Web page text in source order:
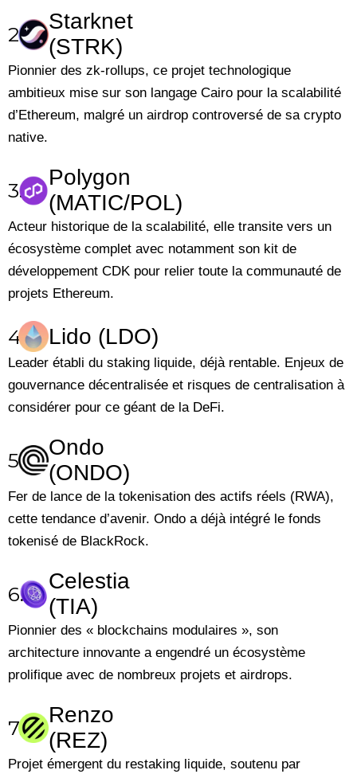
2.
Starknet
(STRK)
Pionnier des zk-rollups, ce projet technologique
ambitieux mise sur son langage Cairo pour la scalabilité
d’Ethereum, malgré un airdrop controversé de sa crypto
native.
3.
Polygon
(MATIC/POL)
Acteur historique de la scalabilité, elle transite vers un
écosystème complet avec notamment son kit de
développement CDK pour relier toute la communauté de
projets Ethereum.
4. Lido (LDO)
Leader établi du staking liquide, déjà rentable. Enjeux de
gouvernance décentralisée et risques de centralisation à
considérer pour ce géant de la DeFi.
5.
Ondo
(ONDO)
Fer de lance de la tokenisation des actifs réels (RWA),
cette tendance d’avenir. Ondo a déjà intégré le fonds
tokenisé de BlackRock.
6.
Celestia
(TIA)
Pionnier des « blockchains modulaires », son
architecture innovante a engendré un écosystème
prolifique avec de nombreux projets et airdrops.
7.
Renzo
(REZ)
Projet émergent du restaking liquide, soutenu par